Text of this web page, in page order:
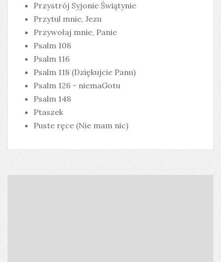
Przystrój Syjonie Świątynie
Przytul mnie, Jezu
Przywołaj mnie, Panie
Psalm 108
Psalm 116
Psalm 118 (Dziękujcie Panu)
Psalm 126 - niemaGotu
Psalm 148
Ptaszek
Puste ręce (Nie mam nic)